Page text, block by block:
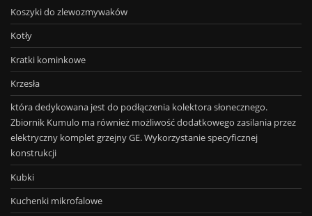
Koszyki do zlewozmywaków
Kotły
Kratki kominkowe
Krzesła
która dedykowana jest do podłączenia kolektora słonecznego.
Zbiornik Kumulo ma również możliwość dodatkowego zasilania przez
elektryczny komplet grzejny GE. Wykorzystanie specyficznej
konstrukcji
Kubki
Kuchenki mikrofalowe